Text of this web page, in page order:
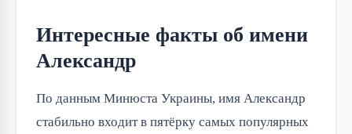
Интересные факты об имени
Александр
По данным Минюста Украины, имя Александр
стабильно входит в пятёрку самых популярных